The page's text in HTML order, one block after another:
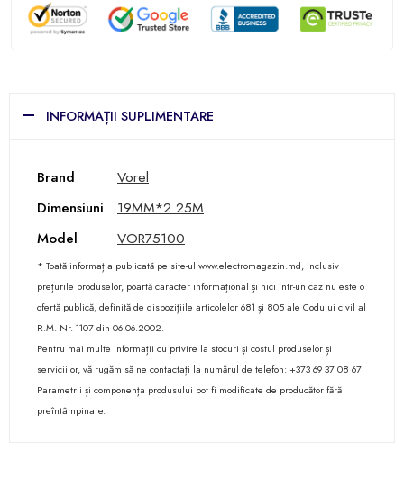
INFORMAȚII SUPLIMENTARE
Brand
Vorel
Dimensiuni
19MM*2.25M
Model
VOR75100
* Toată informația publicată pe site-ul www.electromagazin.md, inclusiv
prețurile produselor, poartă caracter informațional și nici într-un caz nu este o
ofertă publică, definită de dispozițiile articolelor 681 și 805 ale Codului civil al
R.M. Nr. 1107 din 06.06.2002.
Pentru mai multe informații cu privire la stocuri și costul produselor și
serviciilor, vă rugăm să ne contactați la numărul de telefon: +373 69 37 08 67
Parametrii și componența produsului pot fi modificate de producător fără
preîntâmpinare.